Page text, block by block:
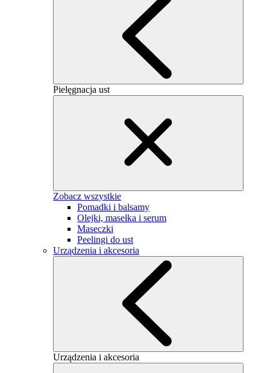
Pielęgnacja ust
Zobacz wszystkie
Pomadki i balsamy
Olejki, masełka i serum
Maseczki
Peelingi do ust
Urządzenia i akcesoria
Urządzenia i akcesoria